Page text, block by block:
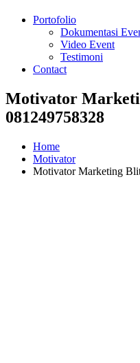
Portofolio
Dokumentasi
Video Event
Testimoni
Contact
Motivator
081249758328
Home
Motivator
Motivator Marketing